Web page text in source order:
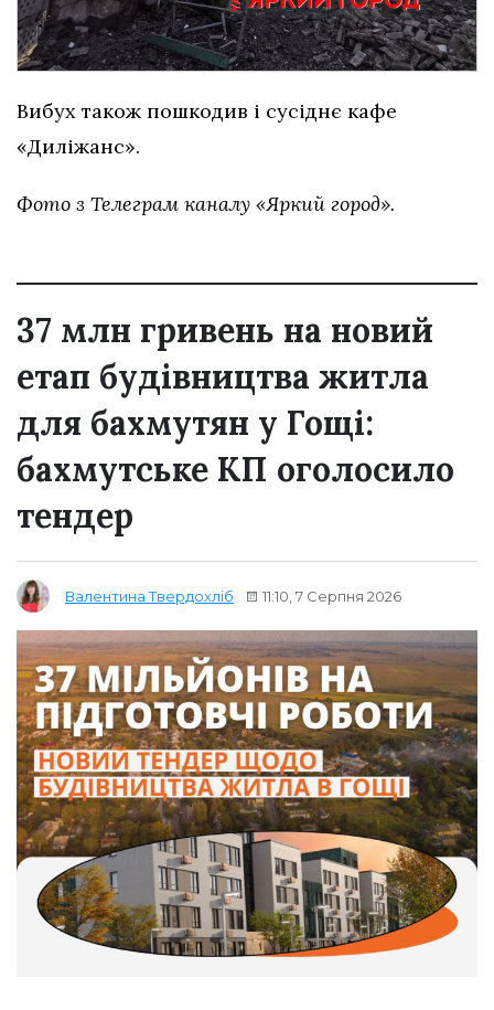
Вибух також пошкодив і сусіднє кафе
«Диліжанс».
Фото з Телеграм каналу «Яркий город».
37 млн гривень на новий
етап будівництва житла
для бахмутян у Гощі:
бахмутське КП оголосило
тендер
Валентина Твердохліб 11:10, 7 Серпня 2026